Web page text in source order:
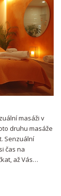
masáži v
druhu masáže
Senzuální
čas na
až Vás